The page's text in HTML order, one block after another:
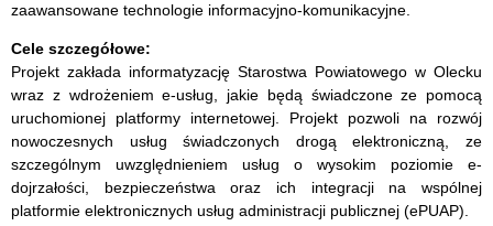
zaawansowane technologie informacyjno-komunikacyjne.
Cele szczegółowe:
Projekt zakłada informatyzację Starostwa Powiatowego w Olecku
wraz z wdrożeniem e-usług, jakie będą świadczone ze pomocą
uruchomionej platformy internetowej. Projekt pozwoli na rozwój
nowoczesnych usług świadczonych drogą elektroniczną, ze
szczególnym uwzględnieniem usług o wysokim poziomie e-
dojrzałości, bezpieczeństwa oraz ich integracji na wspólnej
platformie elektronicznych usług administracji publicznej (ePUAP).